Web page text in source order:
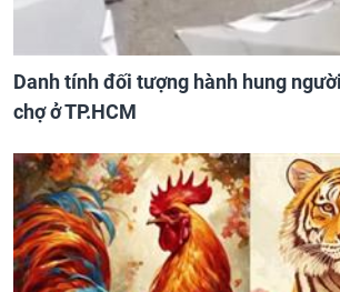
Danh tính đối tượng hành hung
chợ ở TP.HCM